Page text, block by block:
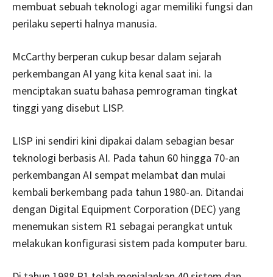
membuat sebuah teknologi agar memiliki fungsi dan
perilaku seperti halnya manusia.
McCarthy berperan cukup besar dalam sejarah
perkembangan AI yang kita kenal saat ini. Ia
menciptakan suatu bahasa pemrograman tingkat
tinggi yang disebut LISP.
LISP ini sendiri kini dipakai dalam sebagian besar
teknologi berbasis AI. Pada tahun 60 hingga 70-an
perkembangan AI sempat melambat dan mulai
kembali berkembang pada tahun 1980-an. Ditandai
dengan Digital Equipment Corporation (DEC) yang
menemukan sistem R1 sebagai perangkat untuk
melakukan konfigurasi sistem pada komputer baru.